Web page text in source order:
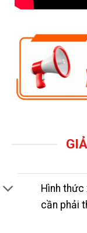
Hình thức
cần phải